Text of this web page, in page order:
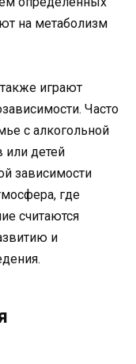
на метаболизм
играют
Часто
с алкогольной
или детей
зависимости
где
считаются
и